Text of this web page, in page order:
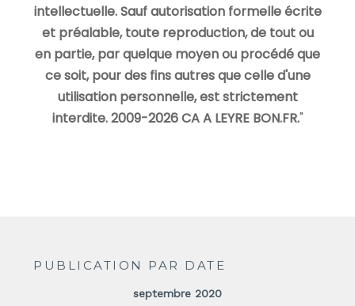
intellectuelle. Sauf autorisation formelle écrite
et préalable, toute reproduction, de tout ou
en partie, par quelque moyen ou procédé que
ce soit, pour des fins autres que celle d'une
utilisation personnelle, est strictement
interdite. 2009-2026 CA A LEYRE BON.FR."
PUBLICATION PAR DATE
septembre 2020